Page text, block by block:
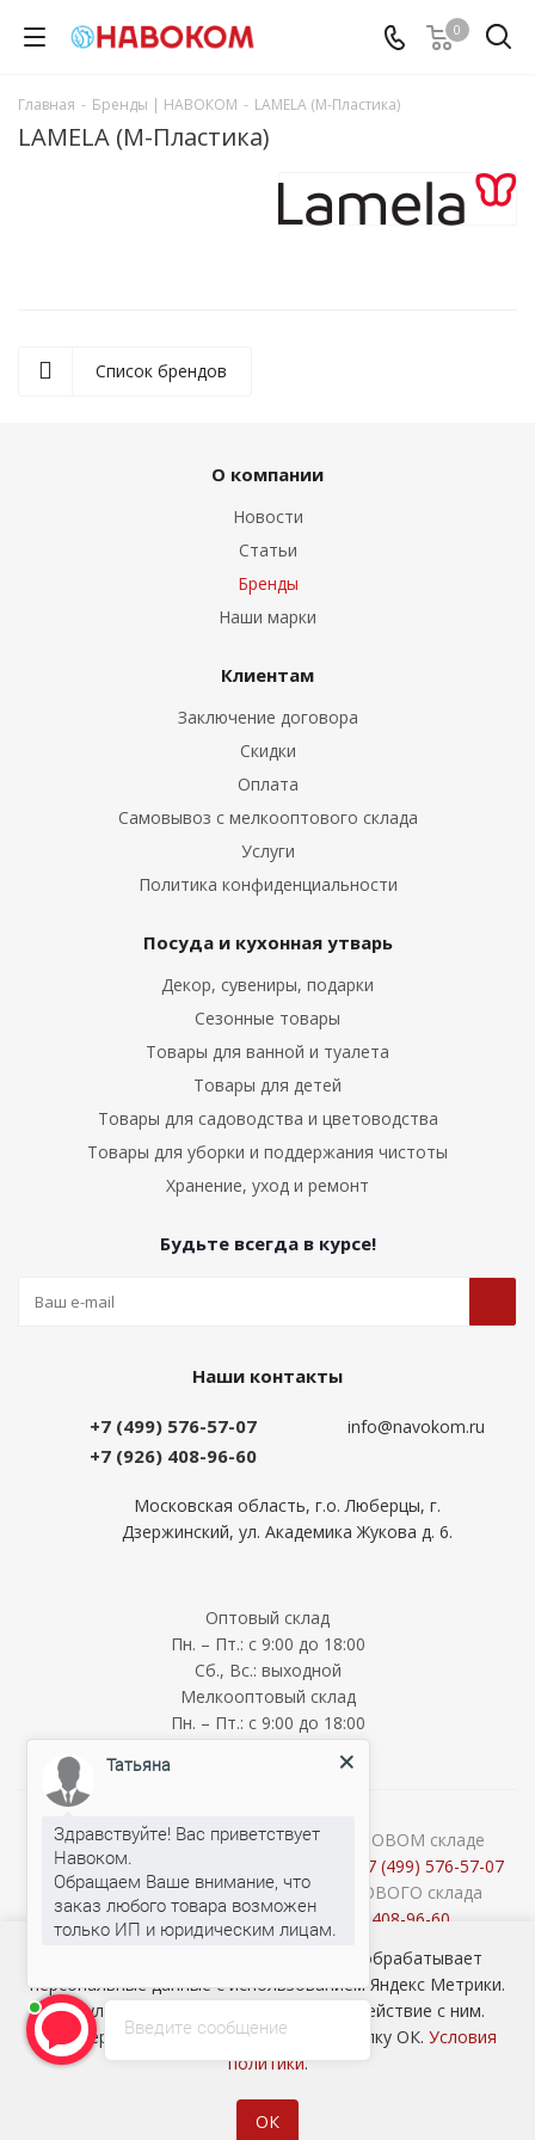
0
Главная - Бренды | НАВОКОМ - LAMELA (М-Пластика)
LAMELA (М-Пластика)
Список брендов
О компании
Новости
Статьи
Бренды
Наши марки
Клиентам
Заключение договора
Скидки
Оплата
Самовывоз с мелкооптового склада
Услуги
Политика конфиденциальности
Посуда и кухонная утварь
Декор, сувениры, подарки
Сезонные товары
Товары для ванной и туалета
Товары для детей
Товары для садоводства и цветоводства
Товары для уборки и поддержания чистоты
Хранение, уход и ремонт
Будьте всегда в курсе!
Наши контакты
+7 (499) 576-57-07
+7 (926) 408-96-60
info@navokom.ru
Московская область, г.о. Люберцы, г.
Дзержинский, ул. Академика Жукова д. 6.
Оптовый склад
Пн. – Пт.: с 9:00 до 18:00
Сб., Вс.: выходной
Мелкооптовый склад
Пн. – Пт.: с 9:00 до 18:00
О наличии и стоимости товара на ОПТОВОМ складе
уточняйте у менеджеров по телефону:
+7 (499) 576-57-07
Консультации продавцов МЕЛКООПТОВОГО склада
(Cash&Carry) по телефону:+7 (926) 408-96-60
2026 © ООО «НАВОКОМ» - хозтовары, посуда и товары для
Наш сайт использует cookie-файлы и обрабатывает
персональные данные с использованием Яндекс Метрики.
Это улучшает работу сайта и взаимодействие с ним.
Подтвердите ваше согласие, нажав кнопку ОК. Условия
политики.
ОК
Введите сообщение
Татьяна
Здравствуйте! Вас приветствует
Навоком.
Обращаем Ваше внимание, что
заказ любого товара возможен